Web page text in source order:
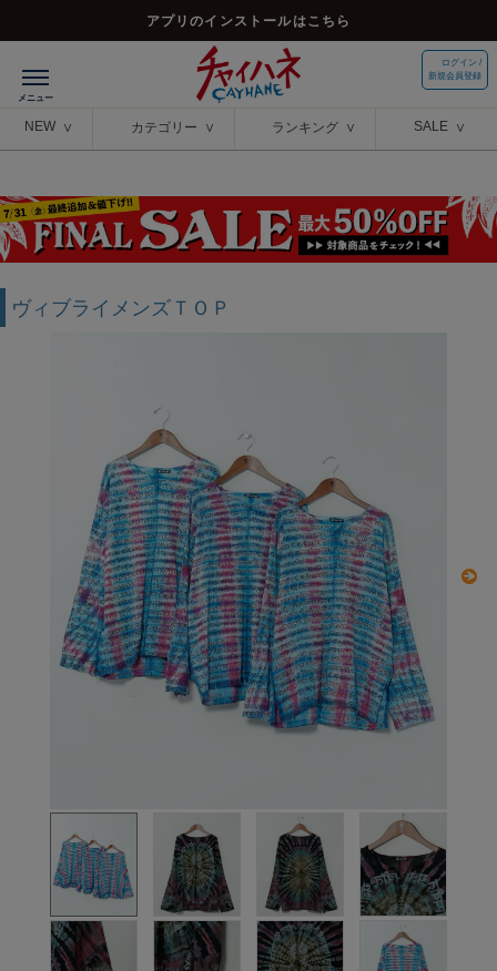
アプリのインストールはこちら
ログイン /
新規会員登録
NEW カテゴリー ランキング SALE
ヴィブライメンズＴＯＰ